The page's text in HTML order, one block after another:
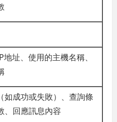
址、使用的主機名稱、
如成功或失敗）、查詢條
、回應訊息內容